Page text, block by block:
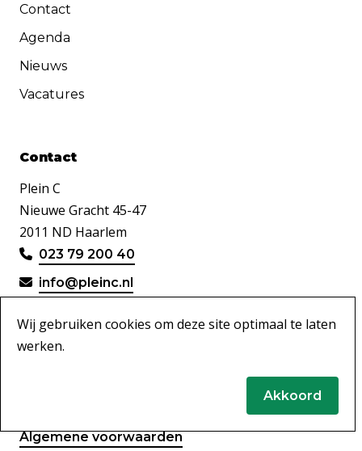
Contact
Agenda
Nieuws
Vacatures
Contact
Plein C
Nieuwe Gracht 45-47
2011 ND Haarlem
023 79 200 40
info@pleinc.nl
Disclaimer
Algemene voorwaarden
Wij gebruiken cookies om deze site optimaal te laten
werken.
Akkoord